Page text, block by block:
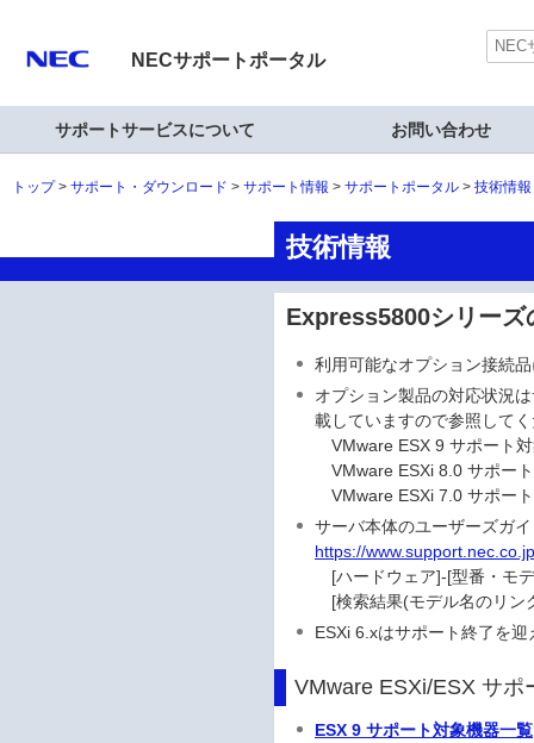
NECサポートポータル
サポートサービスについて お問い合わせ
トップ サポート・ダウンロード サポート情報 サポートポータル 技術情
技術情報
Express5800シリー
利用可能なオプション接続
オプション製品の対応状況
載していますので参照して
VMware ESX 9 サポート
VMware ESXi 8.0 サポー
VMware ESXi 7.0 サポー
サーバ本体のユーザーズ
https://
[ハードウェア]-[型番・モ
[検索結果(モデル名のリン
ESXi 6.xはサポート終了を
VMware ESXi/ESX サポ
ESX 9 サポート対象機器一覧